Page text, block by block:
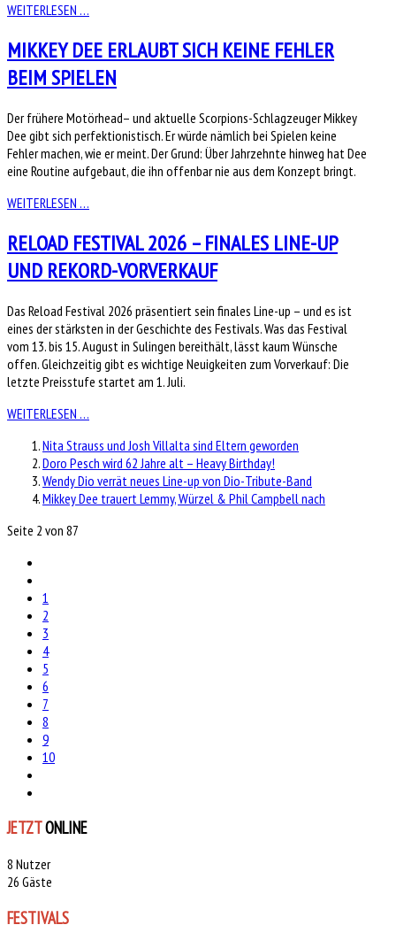
WEITERLESEN …
MIKKEY DEE ERLAUBT SICH KEINE FEHLER
BEIM SPIELEN
Der frühere Motörhead– und aktuelle Scorpions-Schlagzeuger Mikkey
Dee gibt sich perfektionistisch. Er würde nämlich bei Spielen keine
Fehler machen, wie er meint. Der Grund: Über Jahrzehnte hinweg hat Dee
eine Routine aufgebaut, die ihn offenbar nie aus dem Konzept bringt.
WEITERLESEN …
RELOAD FESTIVAL 2026 – FINALES LINE-UP
UND REKORD-VORVERKAUF
Das Reload Festival 2026 präsentiert sein finales Line-up – und es ist
eines der stärksten in der Geschichte des Festivals. Was das Festival
vom 13. bis 15. August in Sulingen bereithält, lässt kaum Wünsche
offen. Gleichzeitig gibt es wichtige Neuigkeiten zum Vorverkauf: Die
letzte Preisstufe startet am 1. Juli.
WEITERLESEN …
Nita Strauss und Josh Villalta sind Eltern geworden
Doro Pesch wird 62 Jahre alt – Heavy Birthday!
Wendy Dio verrät neues Line-up von Dio-Tribute-Band
Mikkey Dee trauert Lemmy, Würzel & Phil Campbell nach
Seite 2 von 87
1
2
3
4
5
6
7
8
9
10
JETZTONLINE
8 Nutzer
26 Gäste
FESTIVALS